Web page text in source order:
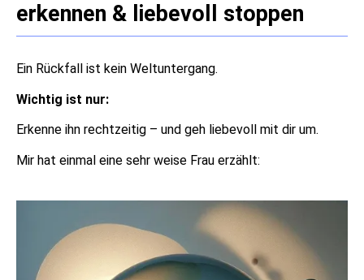
erkennen & liebevoll stoppen
Ein Rückfall ist kein Weltuntergang.
Wichtig ist nur:
Erkenne ihn rechtzeitig – und geh liebevoll mit dir um.
Mir hat einmal eine sehr weise Frau erzählt: